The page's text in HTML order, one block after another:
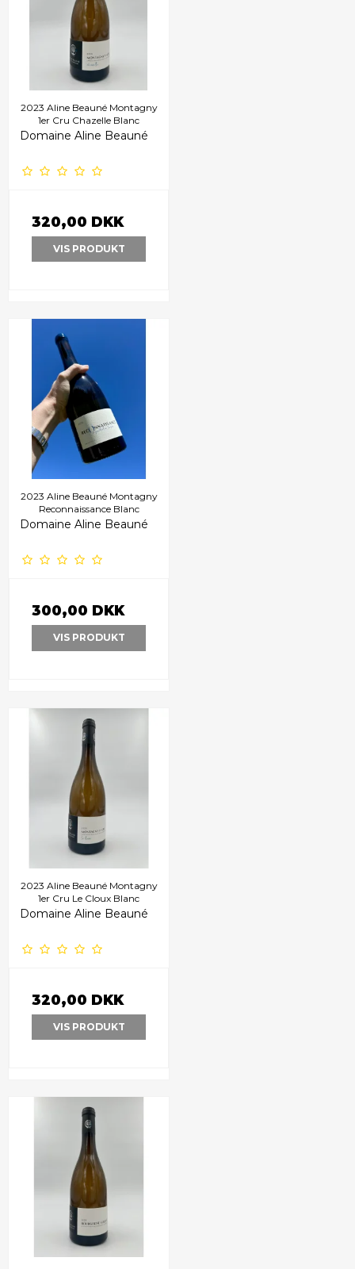
2023 Aline Beauné Montagny
1er Cru Chazelle Blanc
Domaine Aline Beauné
320,00 DKK
VIS PRODUKT
2023 Aline Beauné Montagny
Reconnaissance Blanc
Domaine Aline Beauné
300,00 DKK
VIS PRODUKT
2023 Aline Beauné Montagny
1er Cru Le Cloux Blanc
Domaine Aline Beauné
320,00 DKK
VIS PRODUKT